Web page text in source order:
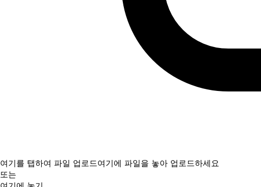
여기를 탭하여 파일 업로드여기에 파일을 놓아 업로드하세요
또는